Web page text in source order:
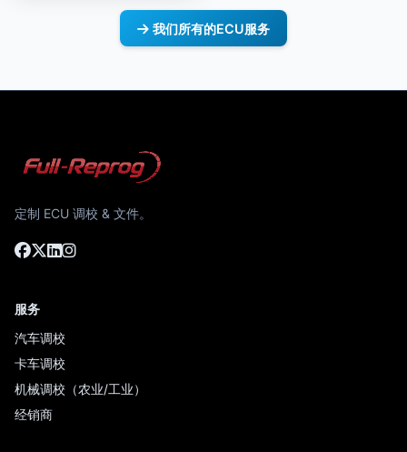
我们所有的ECU服务
定制 ECU 调校 & 文件。
服务
汽车调校
卡车调校
机械调校（农业/工业）
经销商